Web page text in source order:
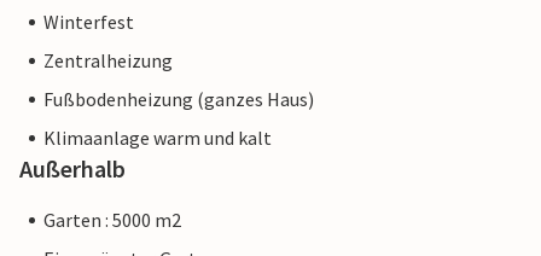
Winterfest
Zentralheizung
Fußbodenheizung (ganzes Haus)
Klimaanlage warm und kalt
Außerhalb
Garten : 5000 m2